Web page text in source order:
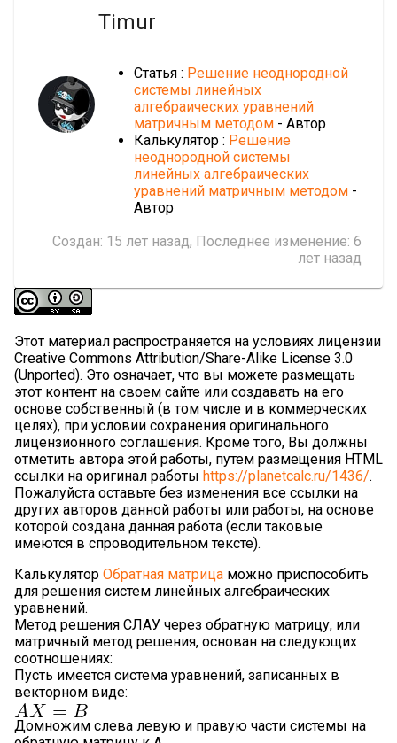
Timur
Статья : Решение неоднородной
системы линейных
алгебраических уравнений
матричным методом - Автор
Калькулятор : Решение
неоднородной системы
линейных алгебраических
уравнений матричным методом -
Автор
Создан: 15 лет назад, Последнее изменение: 6
лет назад
Этот материал распространяется на условиях лицензии
Creative Commons Attribution/Share-Alike License 3.0
(Unported). Это означает, что вы можете размещать
этот контент на своем сайте или создавать на его
основе собственный (в том числе и в коммерческих
целях), при условии сохранения оригинального
лицензионного соглашения. Кроме того, Вы должны
отметить автора этой работы, путем размещения HTML
ссылки на оригинал работы https://planetcalc.ru/1436/.
Пожалуйста оставьте без изменения все ссылки на
других авторов данной работы или работы, на основе
которой создана данная работа (если таковые
имеются в спроводительном тексте).
Калькулятор Обратная матрица можно приспособить
для решения систем линейных алгебраических
уравнений.
Метод решения СЛАУ через обратную матрицу, или
матричный метод решения, основан на следующих
соотношениях:
Пусть имеется система уравнений, записанных в
векторном виде:
Домножим слева левую и правую части системы на